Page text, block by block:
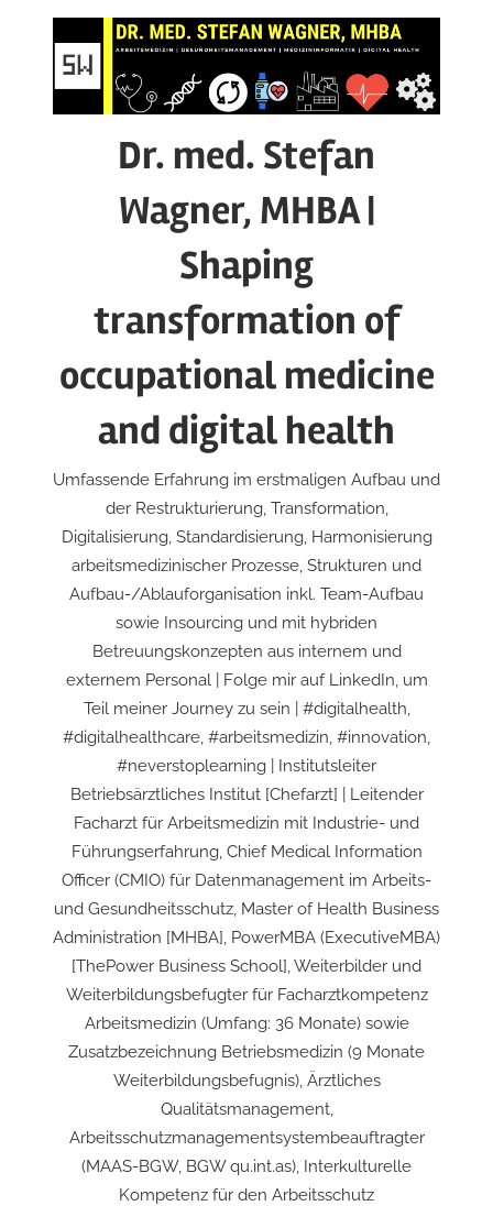
springen
Dr. med. Stefan
Wagner, MHBA |
Shaping
transformation of
occupational medicine
and digital health
Umfassende Erfahrung im erstmaligen Aufbau und
der Restrukturierung, Transformation,
Digitalisierung, Standardisierung, Harmonisierung
arbeitsmedizinischer Prozesse, Strukturen und
Aufbau-/Ablauforganisation inkl. Team-Aufbau
sowie Insourcing und mit hybriden
Betreuungskonzepten aus internem und
externem Personal | Folge mir auf LinkedIn, um
Teil meiner Journey zu sein | #digitalhealth,
#digitalhealthcare, #arbeitsmedizin, #innovation,
#neverstoplearning | Institutsleiter
Betriebsärztliches Institut [Chefarzt] | Leitender
Facharzt für Arbeitsmedizin mit Industrie- und
Führungserfahrung, Chief Medical Information
Officer (CMIO) für Datenmanagement im Arbeits-
und Gesundheitsschutz, Master of Health Business
Administration [MHBA], PowerMBA (ExecutiveMBA)
[ThePower Business School], Weiterbilder und
Weiterbildungsbefugter für Facharztkompetenz
Arbeitsmedizin (Umfang: 36 Monate) sowie
Zusatzbezeichnung Betriebsmedizin (9 Monate
Weiterbildungsbefugnis), Ärztliches
Qualitätsmanagement,
Arbeitsschutzmanagementsystembeauftragter
(MAAS-BGW, BGW qu.int.as), Interkulturelle
Kompetenz für den Arbeitsschutz